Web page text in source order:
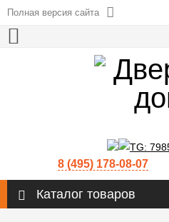
Полная версия сайта
8 (495) 178-08-07
Каталог товаров